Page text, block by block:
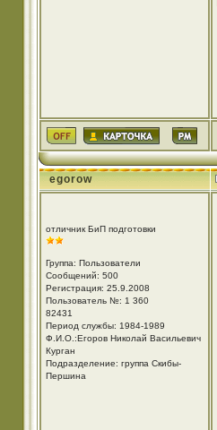
egorow
отличник БиП подготовки
Группа: Пользователи
Сообщений: 500
Регистрация: 25.9.2008
Пользователь №: 1 360
82431
Период службы: 1984-1989
Ф.И.О.:Егоров Николай Васильевич
Курган
Подразделение: группа Скибы-
Першина